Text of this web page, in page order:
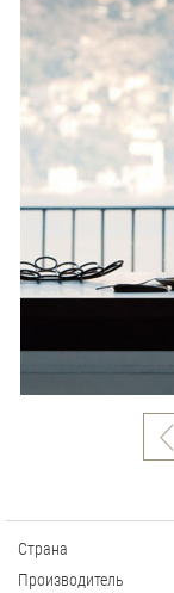
Страна
Производитель